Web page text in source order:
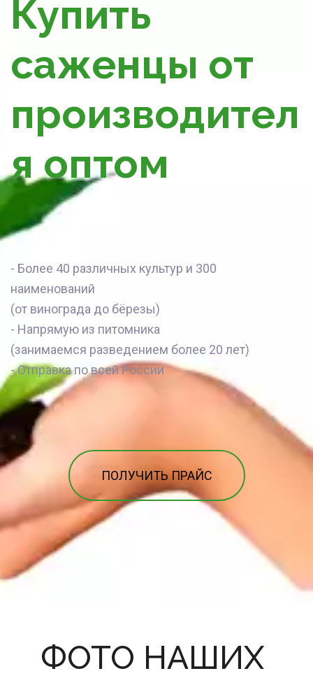
Купить
саженцы от
производител
я оптом
- Более 40 различных культур и 300
наименований
(от винограда до бёрезы)
- Напрямую из питомника
(занимаемся разведением более 20 лет)
- Отправка по всей России
ПОЛУЧИТЬ ПРАЙС
ФОТО НАШИХ